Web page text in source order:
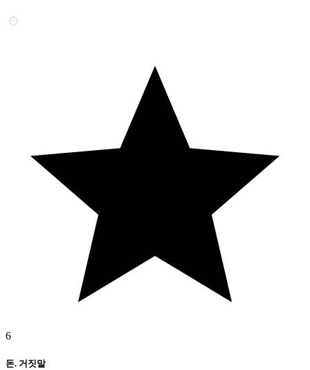
6
돈. 거짓말